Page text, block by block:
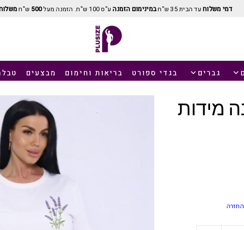
דמי משלוחעד הבית 35 ש"ח במינימום הזמנהע"ס 100 ש"ח. הזמנה מעל 500 ש"ח
גברים בגדי ספורט בריאות וחימום מבצעים
מידות